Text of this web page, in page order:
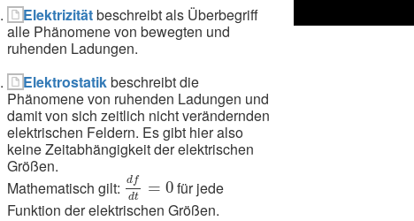
Elektrizitätbeschreibt als Überbegriff
alle Phänomene von bewegten und
ruhenden Ladungen.
Elektrostatikbeschreibt die
Phänomene von ruhenden Ladungen und
damit von sich zeitlich nicht verändernden
elektrischen Feldern. Es gibt hier also
keine Zeitabhängigkeit der elektrischen
Größen.
Mathematisch gilt:
df
dt = 0
dfd
für jede
Funktion der elektrischen Größen.